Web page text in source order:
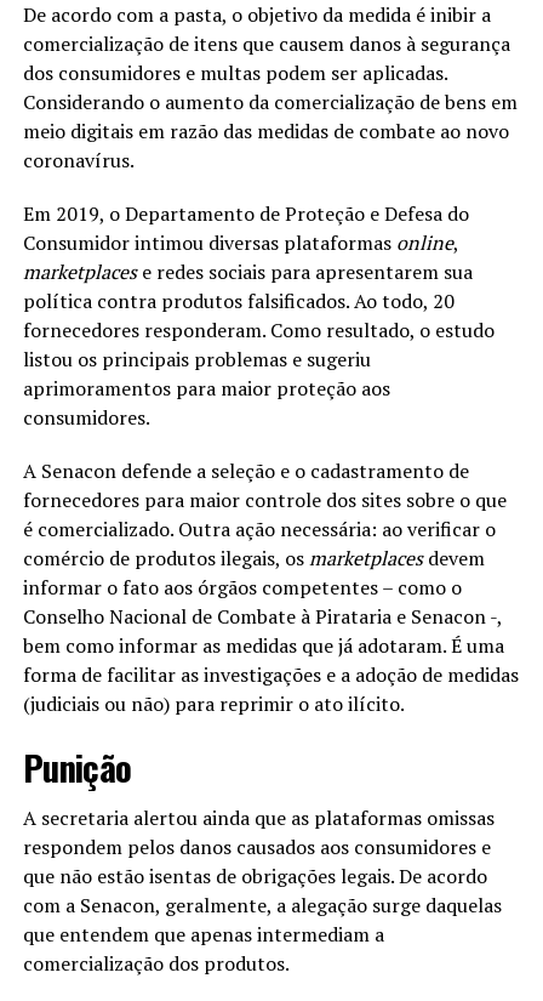
De acordo com a pasta, o objetivo da medida é inibir a
comercialização de itens que causem danos à segurança
dos consumidores e multas podem ser aplicadas.
Considerando o aumento da comercialização de bens em
meio digitais em razão das medidas de combate ao novo
coronavírus.
Em 2019, o Departamento de Proteção e Defesa do
Consumidor intimou diversas plataformas online,
marketplacese redes sociais para apresentarem sua
política contra produtos falsificados. Ao todo, 20
fornecedores responderam. Como resultado, o estudo
listou os principais problemas e sugeriu
aprimoramentos para maior proteção aos
consumidores.
A Senacon defende a seleção e o cadastramento de
fornecedores para maior controle dos sites sobre o que
é comercializado. Outra ação necessária: ao verificar o
comércio de produtos ilegais, osmarketplacesdevem
informar o fato aos órgãos competentes – como o
Conselho Nacional de Combate à Pirataria e Senacon -,
bem como informar as medidas que já adotaram. É uma
forma de facilitar as investigações e a adoção de medidas
(judiciais ou não) para reprimir o ato ilícito.
Punição
A secretaria alertou ainda que as plataformas omissas
respondem pelos danos causados aos consumidores e
que não estão isentas de obrigações legais. De acordo
com a Senacon, geralmente, a alegação surge daquelas
que entendem que apenas intermediam a
comercialização dos produtos.